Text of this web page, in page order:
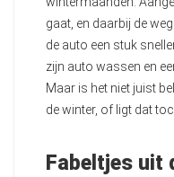
gaat, en daarbij de
de auto een stuk
zijn auto wassen en
Maar is het niet juist
de winter, of ligt dat
Fabeltjes uit